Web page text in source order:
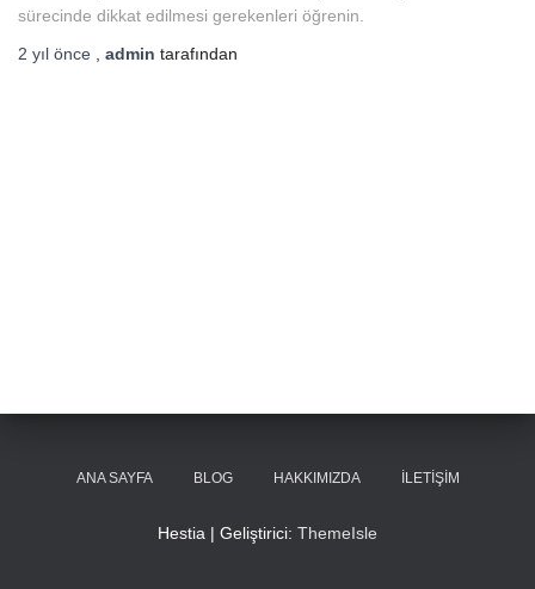
sürecinde dikkat edilmesi gerekenleri öğrenin.
2 yıl önce admin tarafından
ANA SAYFA BLOG HAKKIMIZDA İLETIŞIM
Hestia | Geliştirici: ThemeIsle